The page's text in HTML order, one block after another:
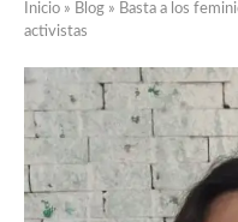
Inicio » Blog » Basta a los
activistas